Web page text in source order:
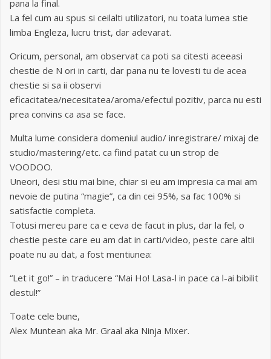
pana la final.
La fel cum au spus si ceilalti utilizatori, nu toata lumea stie
limba Engleza, lucru trist, dar adevarat.
Oricum, personal, am observat ca poti sa citesti aceeasi
chestie de N ori in carti, dar pana nu te lovesti tu de acea
chestie si sa ii observi
eficacitatea/necesitatea/aroma/efectul pozitiv, parca nu esti
prea convins ca asa se face.
Multa lume considera domeniul audio/ inregistrare/ mixaj de
studio/mastering/etc. ca fiind patat cu un strop de
VOODOO.
Uneori, desi stiu mai bine, chiar si eu am impresia ca mai am
nevoie de putina “magie”, ca din cei 95%, sa fac 100% si
satisfactie completa.
Totusi mereu pare ca e ceva de facut in plus, dar la fel, o
chestie peste care eu am dat in carti/video, peste care altii
poate nu au dat, a fost mentiunea:
“Let it go!” – in traducere “Mai Ho! Lasa-l in pace ca l-ai bibilit
destul!”
Toate cele bune,
Alex Muntean aka Mr. Graal aka Ninja Mixer.